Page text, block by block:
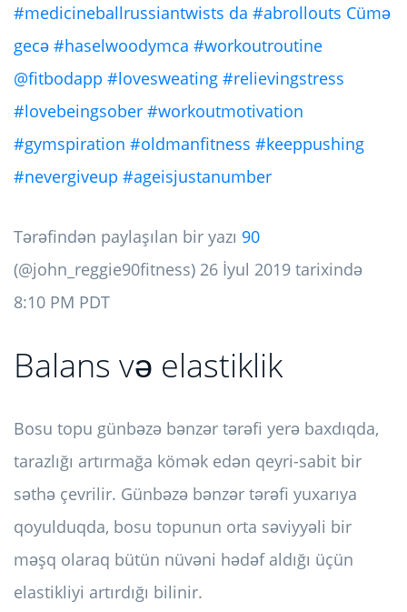
#medicineballrussiantwists da #abrollouts Cümə
gecə #haselwoodymca #workoutroutine
@fitbodapp #lovesweating #relievingstress
#lovebeingsober #workoutmotivation
#gymspiration #oldmanfitness #keeppushing
#nevergiveup #ageisjustanumber
Tərəfindən paylaşılan bir yazı 90
(@john_reggie90fitness) 26 İyul 2019 tarixində
8:10 PM PDT
Balans və elastiklik
Bosu topu günbəzə bənzər tərəfi yerə baxdıqda,
tarazlığı artırmağa kömək edən qeyri-sabit bir
səthə çevrilir. Günbəzə bənzər tərəfi yuxarıya
qoyulduqda, bosu topunun orta səviyyəli bir
məşq olaraq bütün nüvəni hədəf aldığı üçün
elastikliyi artırdığı bilinir.